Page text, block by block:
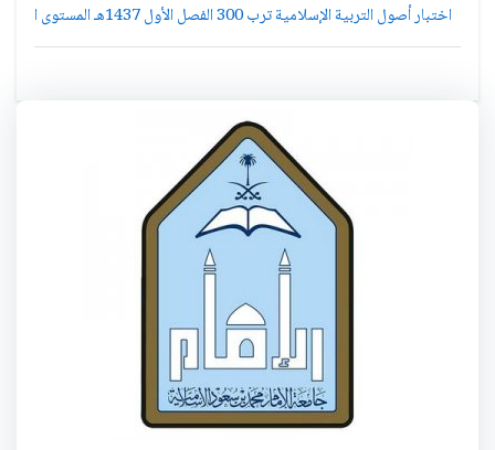
اختبار أصول التربية الإسلامية ترب 300 الفصل الأول 1437هـ المستوى الخامس أصول الدين